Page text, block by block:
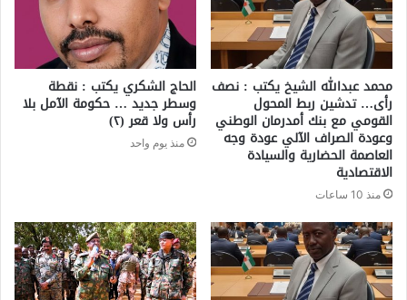
محمد عبدالله الشيخ يكتب : نصف
رأى… تدشين ربط المحول
القومي مع بنك أمدرمان الوطني
وعودة الصراف الآلي عودة وجه
العاصمة الحضارية والسيادة
الاقتصادية
منذ 10 ساعات
الحاج الشكري يكتب : نقطة
وسطر جديد … حكومة الآمل بلا
رأس ولا قعر (٢)
منذ يوم واحد